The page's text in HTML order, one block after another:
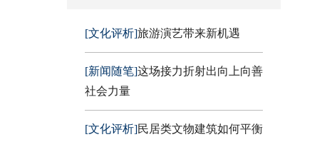
[文化评析]旅游演艺带来新机遇
[新闻随笔]这场接力折射出向上向善
社会力量
[文化评析]民居类文物建筑如何平衡